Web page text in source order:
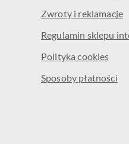
Zwroty i reklamacje
Regulamin sklepu
Polityka cookies
Sposoby płatności